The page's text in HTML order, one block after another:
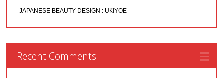
JAPANESE BEAUTY DESIGN : UKIYOE
Recent Comments